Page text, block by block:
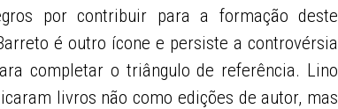
por contribuir para a formação deste
é outro ícone e persiste a controvérsia
completar o triângulo de referência. Lino
livros não como edições de autor, mas